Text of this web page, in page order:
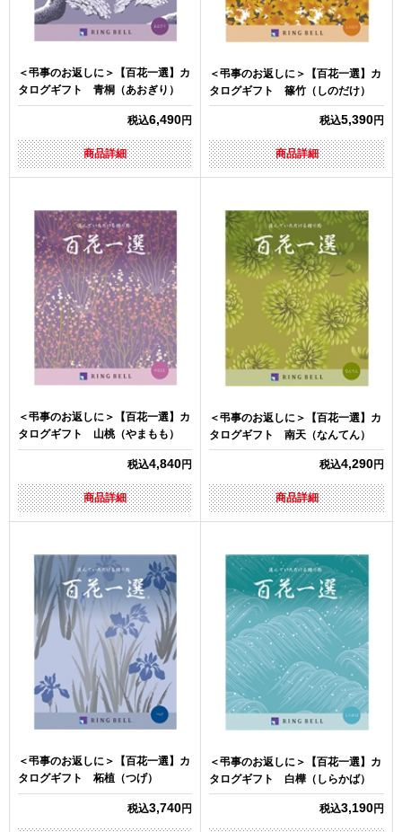
＜弔事のお返しに＞【百花一選】カ
タログギフト 青桐（あおぎり）
税込6,490円
商品詳細
＜弔事のお返しに＞【百花一選】カ
タログギフト 篠竹（しのだけ）
税込5,390円
商品詳細
＜弔事のお返しに＞【百花一選】カ
タログギフト 山桃（やまもも）
税込4,840円
商品詳細
＜弔事のお返しに＞【百花一選】カ
タログギフト 南天（なんてん）
税込4,290円
商品詳細
＜弔事のお返しに＞【百花一選】カ
タログギフト 柘植（つげ）
税込3,740円
＜弔事のお返しに＞【百花一選】カ
タログギフト 白樺（しらかば）
税込3,190円